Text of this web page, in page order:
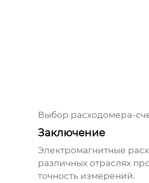
Выбор расходомера-
Заключение
Электромагнитные
различных отраслях
точность измерений.